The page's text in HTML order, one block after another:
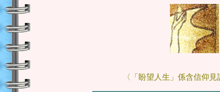
〈「盼望人生」係含信仰